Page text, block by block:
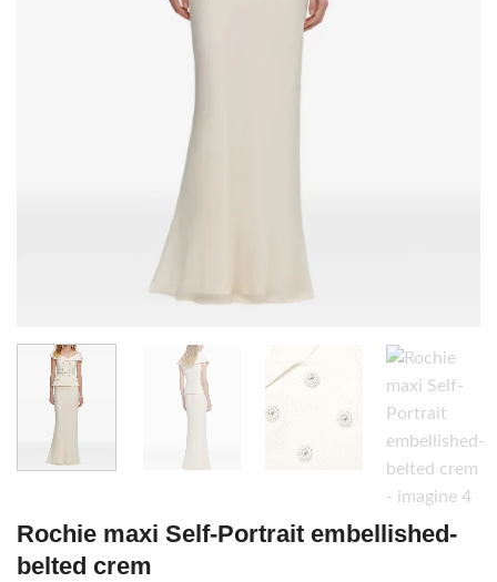
Rochie maxi Self-Portrait embellished-
belted crem